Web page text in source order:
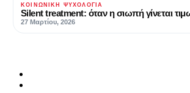
ΚΟΙΝΩΝΙΚΉ ΨΥΧΟΛΟΓΊΑ
Silent treatment: όταν η σιωπή γίνεται
27 Μαρτίου, 2026